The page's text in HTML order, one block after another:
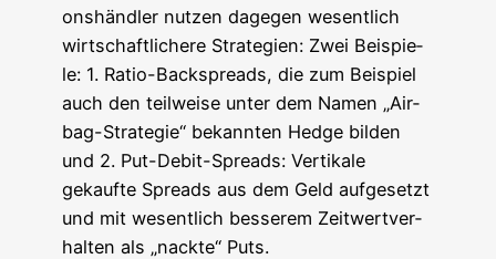
ons­händ­ler nut­zen dage­gen wesent­lich
wirt­schaft­li­che­re Stra­te­gien: Zwei Bei­spie­
le: 1. Ratio-Backspreads, die zum Bei­spiel
auch den teil­wei­se unter dem Namen „Air­
bag-Stra­te­gie“ bekann­ten Hedge bil­den
und 2. Put-Debit-Spreads: Ver­ti­ka­le
gekauf­te Spreads aus dem Geld auf­ge­setzt
und mit wesent­lich bes­se­rem Zeit­wert­ver­
hal­ten als „nack­te“ Puts.